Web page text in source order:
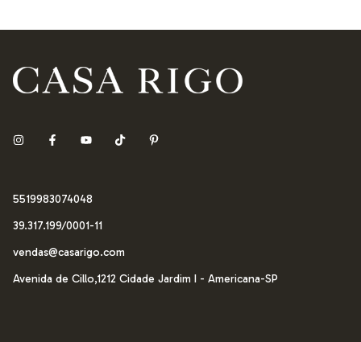
5519983074048
39.317.199/0001-11
vendas@casarigo.com
Avenida de Cillo,1212 Cidade Jardim I - Americana-SP